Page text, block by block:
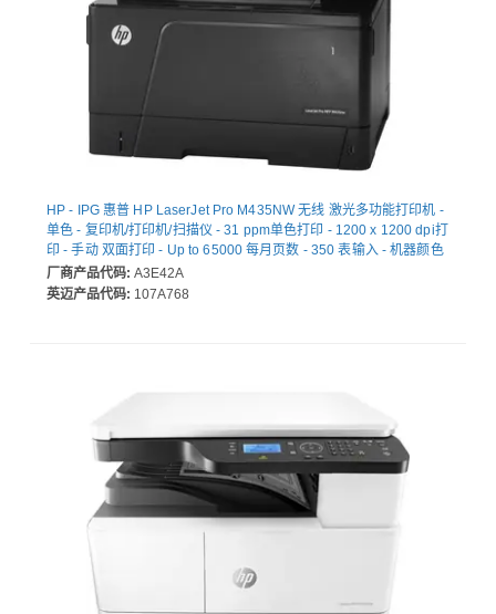
HP - IPG 惠普 HP LaserJet Pro M435NW 无线 激光多功能打印机 -
单色 - 复印机/打印机/扫描仪 - 31 ppm单色打印 - 1200 x 1200 dpi打
印 - 手动 双面打印 - Up to 65000 每月页数 - 350 表输入 - 机器颜色
扫描仪 - 1200 dpi光学扫描 - Fast Ethernet - 无线局域网 - USB - 为
普通纸打印
厂商产品代码: A3E42A
英迈产品代码: 107A768